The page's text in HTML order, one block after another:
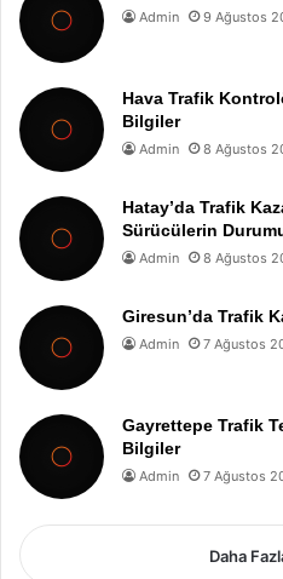
Admin 9 Ağustos
Hava Trafik
Bilgiler
Admin 8 Ağustos
Hatay’da Trafik
Sürücülerin
Admin 8 Ağustos
Giresun’da Trafik
Admin 7 Ağustos
Gayrettepe Trafik
Bilgiler
Admin 7 Ağustos
Daha